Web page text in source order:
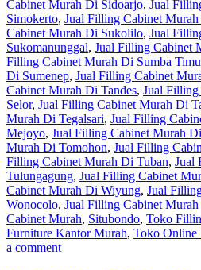
Cabinet Murah Di Sidoarjo, Jual
Simokerto, Jual Filling Cabinet
Cabinet Murah Di Sukolilo, Jual
Sukomanunggal, Jual Filling Cabinet
Filling Cabinet Murah Di Sumba
Di Sumenep, Jual Filling Cabinet
Cabinet Murah Di Tandes, Jual
Selor, Jual Filling Cabinet Murah Di
Murah Di Tegalsari, Jual Filling
Mejoyo, Jual Filling Cabinet Murah
Murah Di Tomohon, Jual Filling
Filling Cabinet Murah Di Tuban, Jual
Tulungagung, Jual Filling Cabinet
Cabinet Murah Di Wiyung, Jual
Wonocolo, Jual Filling Cabinet
Cabinet Murah, Situbondo, Toko
Furniture Kantor Murah, Toko Online
a comment